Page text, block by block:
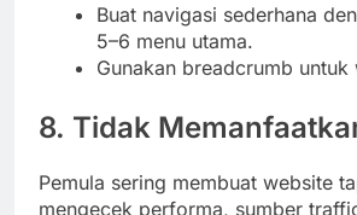
Buat navigasi sederhana
5–6 menu utama.
Gunakan breadcrumb untuk
8. Tidak
Pemula sering membuat website
mengecek performa, sumber